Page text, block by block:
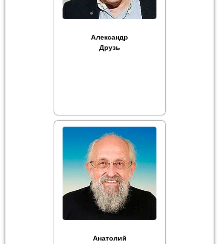
Александр
Друзь
Анатолий